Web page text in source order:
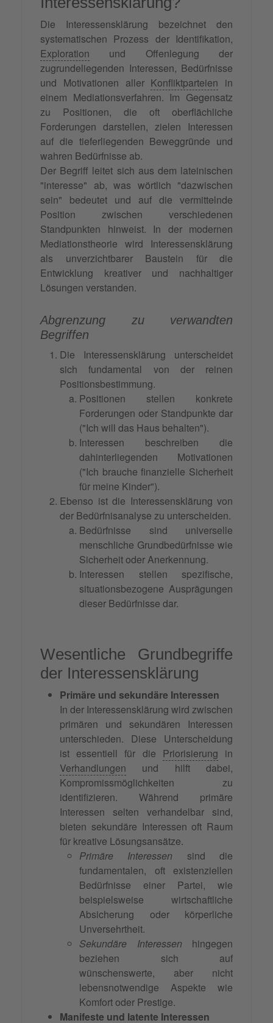
Die Interessensklärung bezeichnet den
systematischen Prozess der Identifikation,
Exploration und Offenlegung der
zugrundeliegenden Interessen, Bedürfnisse
und Motivationen aller Konfliktparteien in
einem Mediationsverfahren. Im Gegensatz
zu Positionen, die oft oberflächliche
Forderungen darstellen, zielen Interessen
auf die tieferliegenden Beweggründe und
wahren Bedürfnisse ab.
Der Begriff leitet sich aus dem lateinischen
"interesse" ab, was wörtlich "dazwischen
sein" bedeutet und auf die vermittelnde
Position zwischen verschiedenen
Standpunkten hinweist. In der modernen
Mediationstheorie wird Interessensklärung
als unverzichtbarer Baustein für die
Entwicklung kreativer und nachhaltiger
Lösungen verstanden.
Abgrenzung zu verwandten
Begriffen
Die Interessensklärung unterscheidet
sich fundamental von der reinen
Positionsbestimmung.
Positionen stellen konkrete
Forderungen oder Standpunkte dar
("Ich will das Haus behalten").
Interessen beschreiben die
dahinterliegenden Motivationen
("Ich brauche finanzielle Sicherheit
für meine Kinder").
Ebenso ist die Interessensklärung von
der Bedürfnisanalyse zu unterscheiden.
Bedürfnisse sind universelle
menschliche Grundbedürfnisse wie
Sicherheit oder Anerkennung.
Interessen stellen spezifische,
situationsbezogene Ausprägungen
dieser Bedürfnisse dar.
Wesentliche Grundbegriffe
der Interessensklärung
Primäre und sekundäre Interessen
In der Interessensklärung wird zwischen
primären und sekundären Interessen
unterschieden. Diese Unterscheidung
ist essentiell für die Priorisierung in
Verhandlungen und hilft dabei,
Kompromissmöglichkeiten zu
identifizieren. Während primäre
Interessen selten verhandelbar sind,
bieten sekundäre Interessen oft Raum
für kreative Lösungsansätze.
Primäre Interessen sind die
fundamentalen, oft existenziellen
Bedürfnisse einer Partei, wie
beispielsweise wirtschaftliche
Absicherung oder körperliche
Unversehrtheit.
Sekundäre Interessen hingegen
beziehen sich auf
wünschenswerte, aber nicht
lebensnotwendige Aspekte wie
Komfort oder Prestige.
Manifeste und latente Interessen